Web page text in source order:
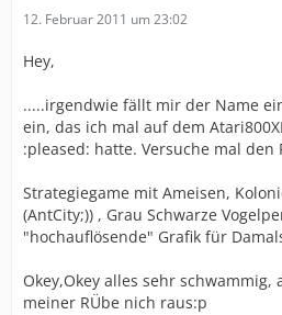
12. Februar 2011 um 23:02
Hey,
.....irgendwie fällt mir der Name
ein, das ich mal auf dem
:pleased: hatte. Versuche mal
Strategiegame mit Ameisen,
(AntCity;)) , Grau Schwarze
"hochauflösende" Grafik für
Okey,Okey alles sehr
meiner RÜbe nich raus:p